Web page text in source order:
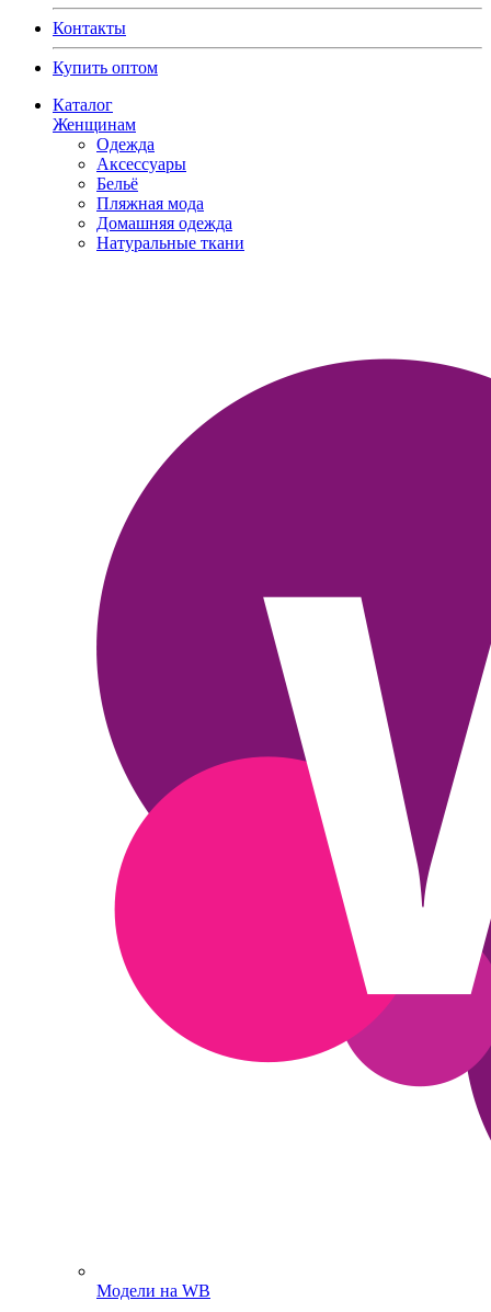
Контакты
Купить оптом
Каталог
Женщинам
Одежда
Аксессуары
Бельё
Пляжная мода
Домашняя одежда
Натуральные ткани
Модели на WB